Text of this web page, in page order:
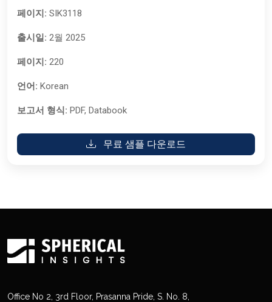
페이지: SIK3118
출시일: 2월 2025
페이지: 220
언어: Korean
보고서 형식: PDF, Databook
무료 샘플 다운로드
Office No 2, 3rd Floor, Prasanna Pride, S. No. 8,